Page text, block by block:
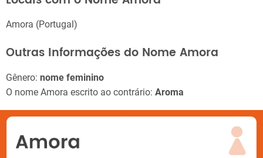
Amora (Portugal)
Outras Informações do Nome Amora
Gênero: nome feminino
O nome Amora escrito ao contrário: Aroma